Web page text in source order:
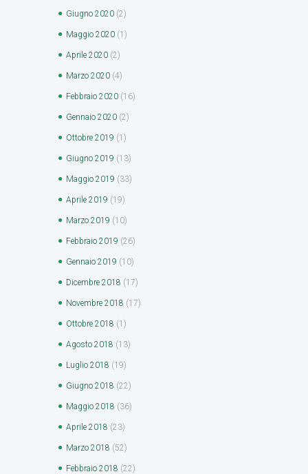
Giugno 2020 (2)
Maggio 2020 (1)
Aprile 2020 (2)
Marzo 2020 (4)
Febbraio 2020 (16)
Gennaio 2020 (2)
Ottobre 2019 (1)
Giugno 2019 (13)
Maggio 2019 (33)
Aprile 2019 (19)
Marzo 2019 (10)
Febbraio 2019 (26)
Gennaio 2019 (10)
Dicembre 2018 (17)
Novembre 2018 (17)
Ottobre 2018 (1)
Agosto 2018 (13)
Luglio 2018 (19)
Giugno 2018 (22)
Maggio 2018 (36)
Aprile 2018 (23)
Marzo 2018 (52)
Febbraio 2018 (22)